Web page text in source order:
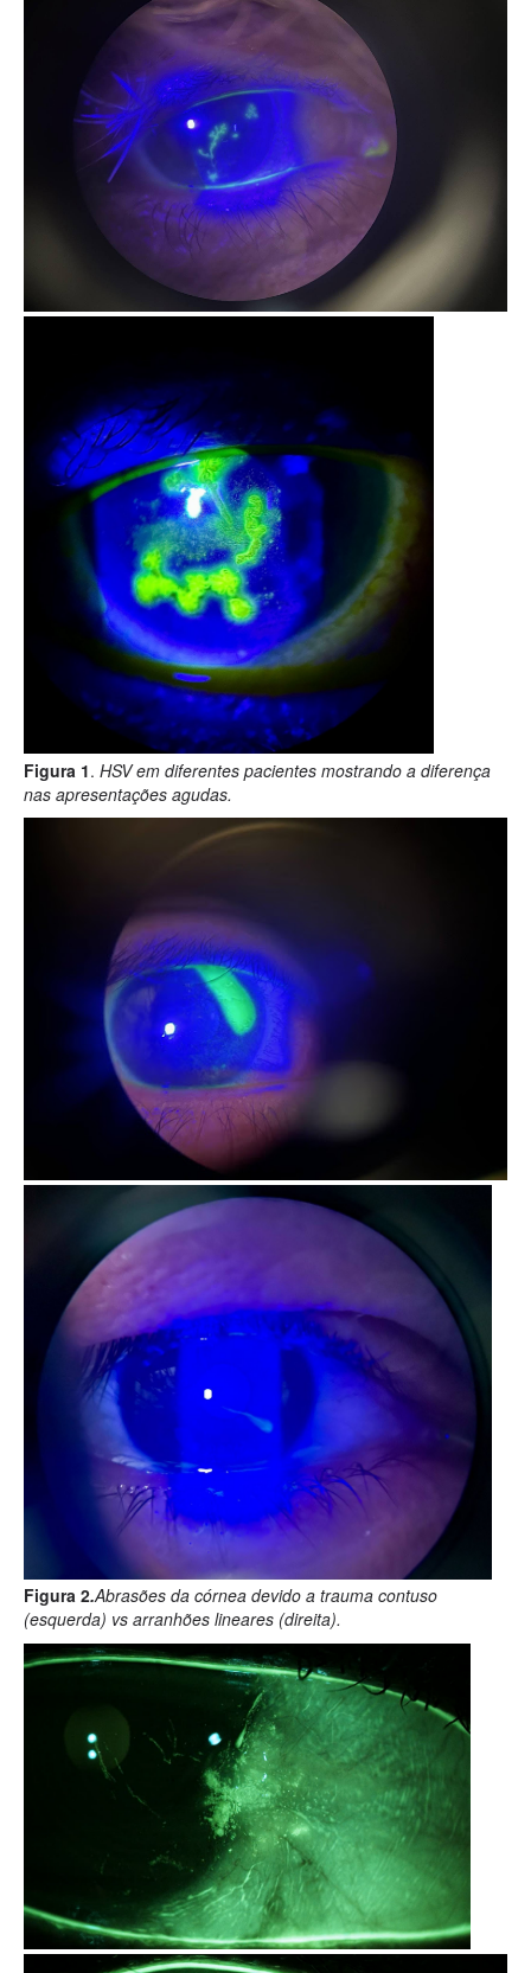
Figura 1. HSV em diferentes pacientes mostrando a diferença
nas apresentações agudas.
Figura 2.Abrasões da córnea devido a trauma contuso
(esquerda) vs arranhões lineares (direita).